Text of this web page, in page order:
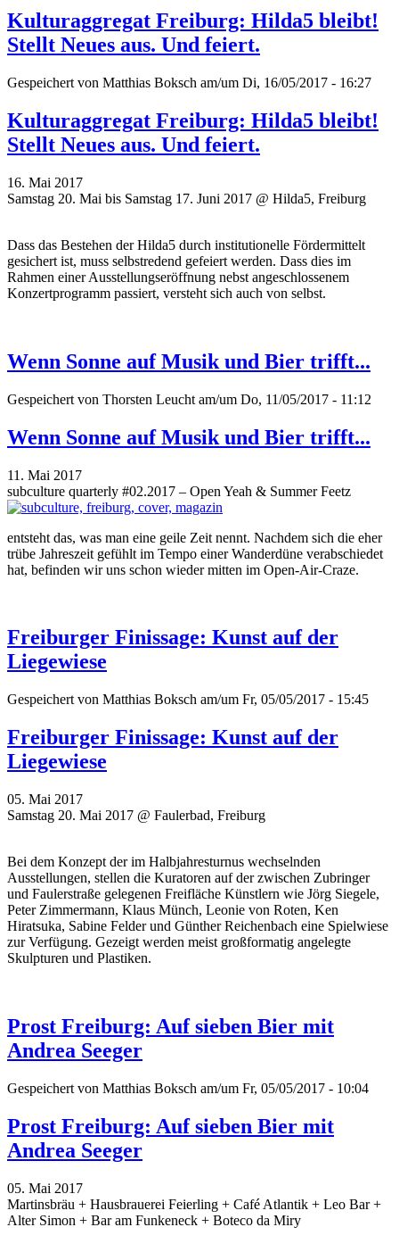
Kulturaggregat Freiburg: Hilda5 bleibt!
Stellt Neues aus. Und feiert.
Gespeichert von Matthias Boksch am/um Di, 16/05/2017 - 16:27
Kulturaggregat Freiburg: Hilda5 bleibt!
Stellt Neues aus. Und feiert.
16. Mai 2017
Samstag 20. Mai bis Samstag 17. Juni 2017 @ Hilda5, Freiburg
Dass das Bestehen der Hilda5 durch institutionelle Fördermittelt
gesichert ist, muss selbstredend gefeiert werden. Dass dies im
Rahmen einer Ausstellungseröffnung nebst angeschlossenem
Konzertprogramm passiert, versteht sich auch von selbst.
Wenn Sonne auf Musik und Bier trifft...
Gespeichert von Thorsten Leucht am/um Do, 11/05/2017 - 11:12
Wenn Sonne auf Musik und Bier trifft...
11. Mai 2017
subculture quarterly #02.2017 – Open Yeah & Summer Feetz
entsteht das, was man eine geile Zeit nennt. Nachdem sich die eher
trübe Jahreszeit gefühlt im Tempo einer Wanderdüne verabschiedet
hat, befinden wir uns schon wieder mitten im Open-Air-Craze.
Freiburger Finissage: Kunst auf der
Liegewiese
Gespeichert von Matthias Boksch am/um Fr, 05/05/2017 - 15:45
Freiburger Finissage: Kunst auf der
Liegewiese
05. Mai 2017
Samstag 20. Mai 2017 @ Faulerbad, Freiburg
Bei dem Konzept der im Halbjahresturnus wechselnden
Ausstellungen, stellen die Kuratoren auf der zwischen Zubringer
und Faulerstraße gelegenen Freifläche Künstlern wie Jörg Siegele,
Peter Zimmermann, Klaus Münch, Leonie von Roten, Ken
Hiratsuka, Sabine Felder und Günther Reichenbach eine Spielwiese
zur Verfügung. Gezeigt werden meist großformatig angelegte
Skulpturen und Plastiken.
Prost Freiburg: Auf sieben Bier mit
Andrea Seeger
Gespeichert von Matthias Boksch am/um Fr, 05/05/2017 - 10:04
Prost Freiburg: Auf sieben Bier mit
Andrea Seeger
05. Mai 2017
Martinsbräu + Hausbrauerei Feierling + Café Atlantik + Leo Bar +
Alter Simon + Bar am Funkeneck + Boteco da Miry